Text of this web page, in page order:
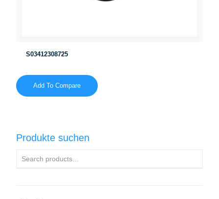
S03412308725
Add To Compare
Produkte suchen